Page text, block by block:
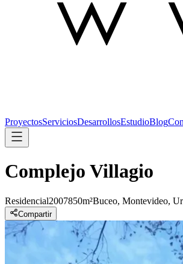
ProyectosServiciosDesarrollosEstudioBlog
Complejo Villagio
Residencial2007850m²Buceo, Montevideo,
Compartir